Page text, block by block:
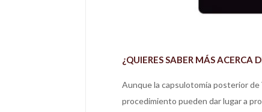
¿QUIERES SABER MÁS ACERCA
Aunque la capsulotomía posterior de
procedimiento pueden dar lugar a